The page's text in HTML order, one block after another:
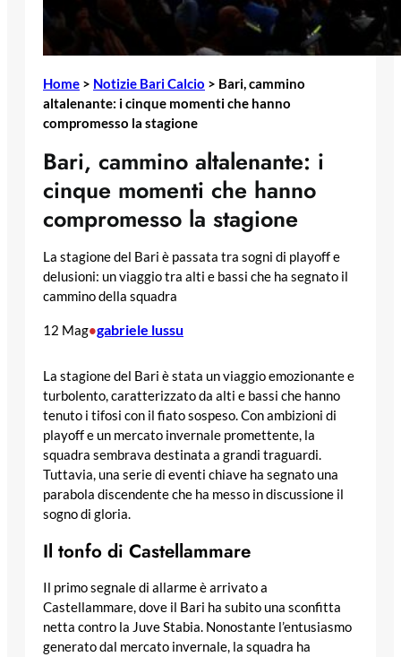
Home > Notizie Bari Calcio > Bari, cammino
altalenante: i cinque momenti che hanno
compromesso la stagione
Bari, cammino altalenante: i
cinque momenti che hanno
compromesso la stagione
La stagione del Bari è passata tra sogni di playoff e
delusioni: un viaggio tra alti e bassi che ha segnato il
cammino della squadra
12 Mag•gabriele lussu
La stagione del Bari è stata un viaggio emozionante e
turbolento, caratterizzato da alti e bassi che hanno
tenuto i tifosi con il fiato sospeso. Con ambizioni di
playoff e un mercato invernale promettente, la
squadra sembrava destinata a grandi traguardi.
Tuttavia, una serie di eventi chiave ha segnato una
parabola discendente che ha messo in discussione il
sogno di gloria.
Il tonfo di Castellammare
Il primo segnale di allarme è arrivato a
Castellammare, dove il Bari ha subito una sconfitta
netta contro la Juve Stabia. Nonostante l’entusiasmo
generato dal mercato invernale, la squadra ha